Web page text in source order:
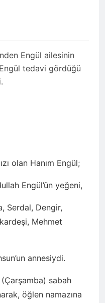
Engül ailesinin
tedavi gördüğü
olan Hanım Engül;
Engül’ün yeğeni,
Serdal, Dengir,
Mehmet
annesiydi.
sabah
öğlen namazına